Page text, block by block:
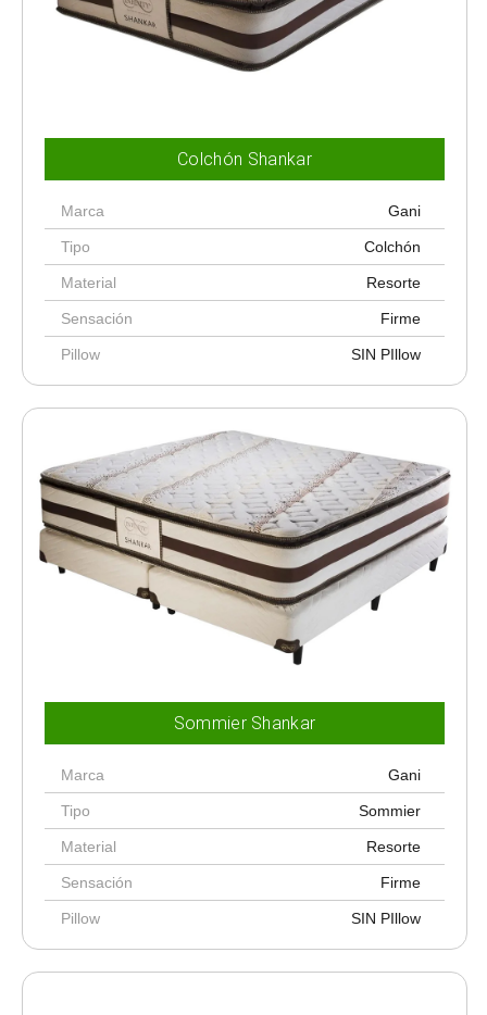
Colchón Shankar
Marca Gani
Tipo Colchón
Material Resorte
Sensación Firme
Pillow SIN PIllow
Sommier Shankar
Marca Gani
Tipo Sommier
Material Resorte
Sensación Firme
Pillow SIN PIllow